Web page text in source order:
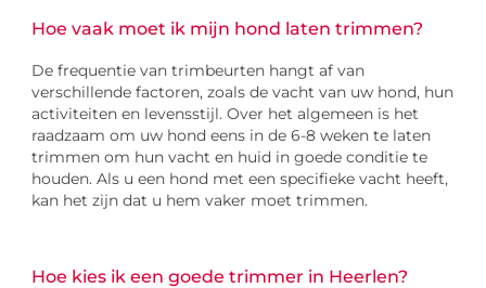
Hoe vaak moet ik mijn hond laten trimmen?
De frequentie van trimbeurten hangt af van
verschillende factoren, zoals de vacht van uw hond, hun
activiteiten en levensstijl. Over het algemeen is het
raadzaam om uw hond eens in de 6-8 weken te laten
trimmen om hun vacht en huid in goede conditie te
houden. Als u een hond met een specifieke vacht heeft,
kan het zijn dat u hem vaker moet trimmen.
Hoe kies ik een goede trimmer in Heerlen?